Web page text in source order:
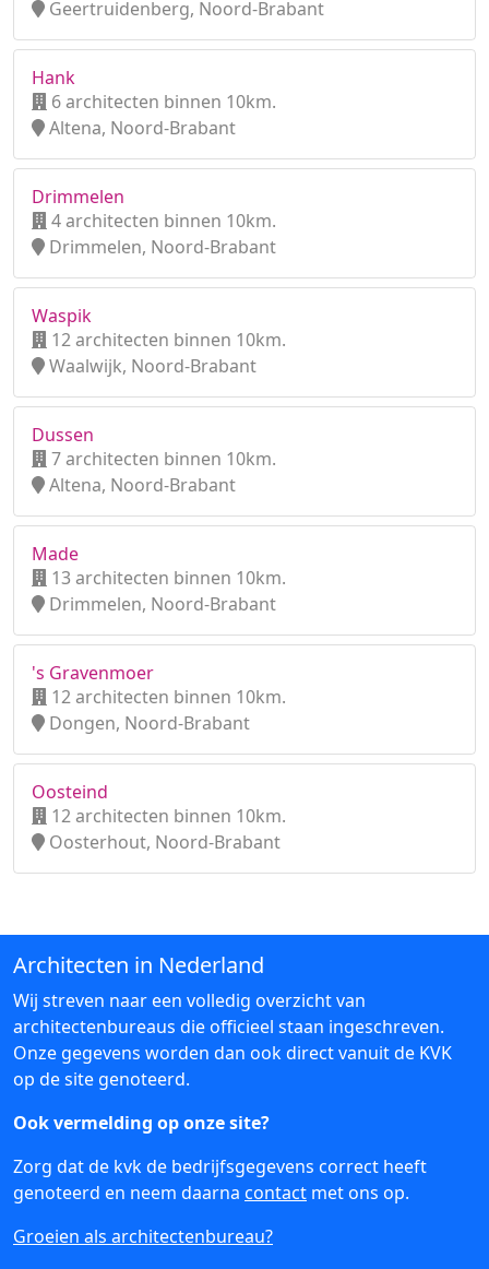
Geertruidenberg, Noord-Brabant
Hank
6 architecten binnen 10km.
Altena, Noord-Brabant
Drimmelen
4 architecten binnen 10km.
Drimmelen, Noord-Brabant
Waspik
12 architecten binnen 10km.
Waalwijk, Noord-Brabant
Dussen
7 architecten binnen 10km.
Altena, Noord-Brabant
Made
13 architecten binnen 10km.
Drimmelen, Noord-Brabant
's Gravenmoer
12 architecten binnen 10km.
Dongen, Noord-Brabant
Oosteind
12 architecten binnen 10km.
Oosterhout, Noord-Brabant
Architecten in Nederland
Wij streven naar een volledig overzicht van
architectenbureaus die officieel staan ingeschreven.
Onze gegevens worden dan ook direct vanuit de KVK
op de site genoteerd.
Ook vermelding op onze site?
Zorg dat de kvk de bedrijfsgegevens correct heeft
genoteerd en neem daarna contact met ons op.
Groeien als architectenbureau?